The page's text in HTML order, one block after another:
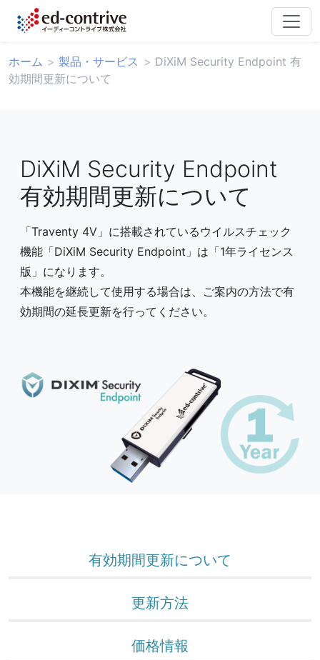
ホーム 製品・サービス
DiXiM Security Endpoint 有
効期間更新について
DiXiM Security Endpoint
有効期間更新について
「Traventy 4V」に搭載されているウイルスチェック
機能「DiXiM Security Endpoint」は「1年ライセンス
版」になります。
本機能を継続して使用する場合は、ご案内の方法で有
効期間の延長更新を行ってください。
有効期間更新について
更新方法
価格情報